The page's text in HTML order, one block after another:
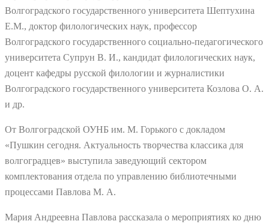
Волгоградского государственного университета Шептухина
Е.М., доктор филологических наук, профессор
Волгоградского государственного социально-педагогического
университета Супрун В. И., кандидат филологических наук,
доцент кафедры русской филологии и журналистики
Волгоградского государственного университета Козлова О. А.
и др.
От Волгоградской ОУНБ им. М. Горького с докладом
«Пушкин сегодня. Актуальность творчества классика для
волгоградцев» выступила заведующий сектором
комплектования отдела по управлению библиотечными
процессами Павлова М. А.
Мария Андреевна Павлова рассказала о мероприятиях ко дню